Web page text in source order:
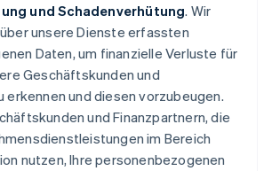
und Schadenverhütung. Wir
unsere Dienste erfassten
Daten, um finanzielle Verluste für
Geschäftskunden und
erkennen und diesen vorzubeugen.
und Finanzpartnern, die
im Bereich
nutzen, Ihre personenbezogenen